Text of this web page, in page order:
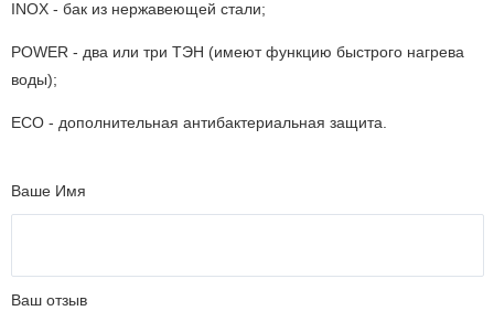
INOX - бак из нержавеющей стали;
POWER - два или три ТЭН (имеют функцию быстрого нагрева
воды);
ECO - дополнительная антибактериальная защита.
Ваше Имя
Ваш отзыв